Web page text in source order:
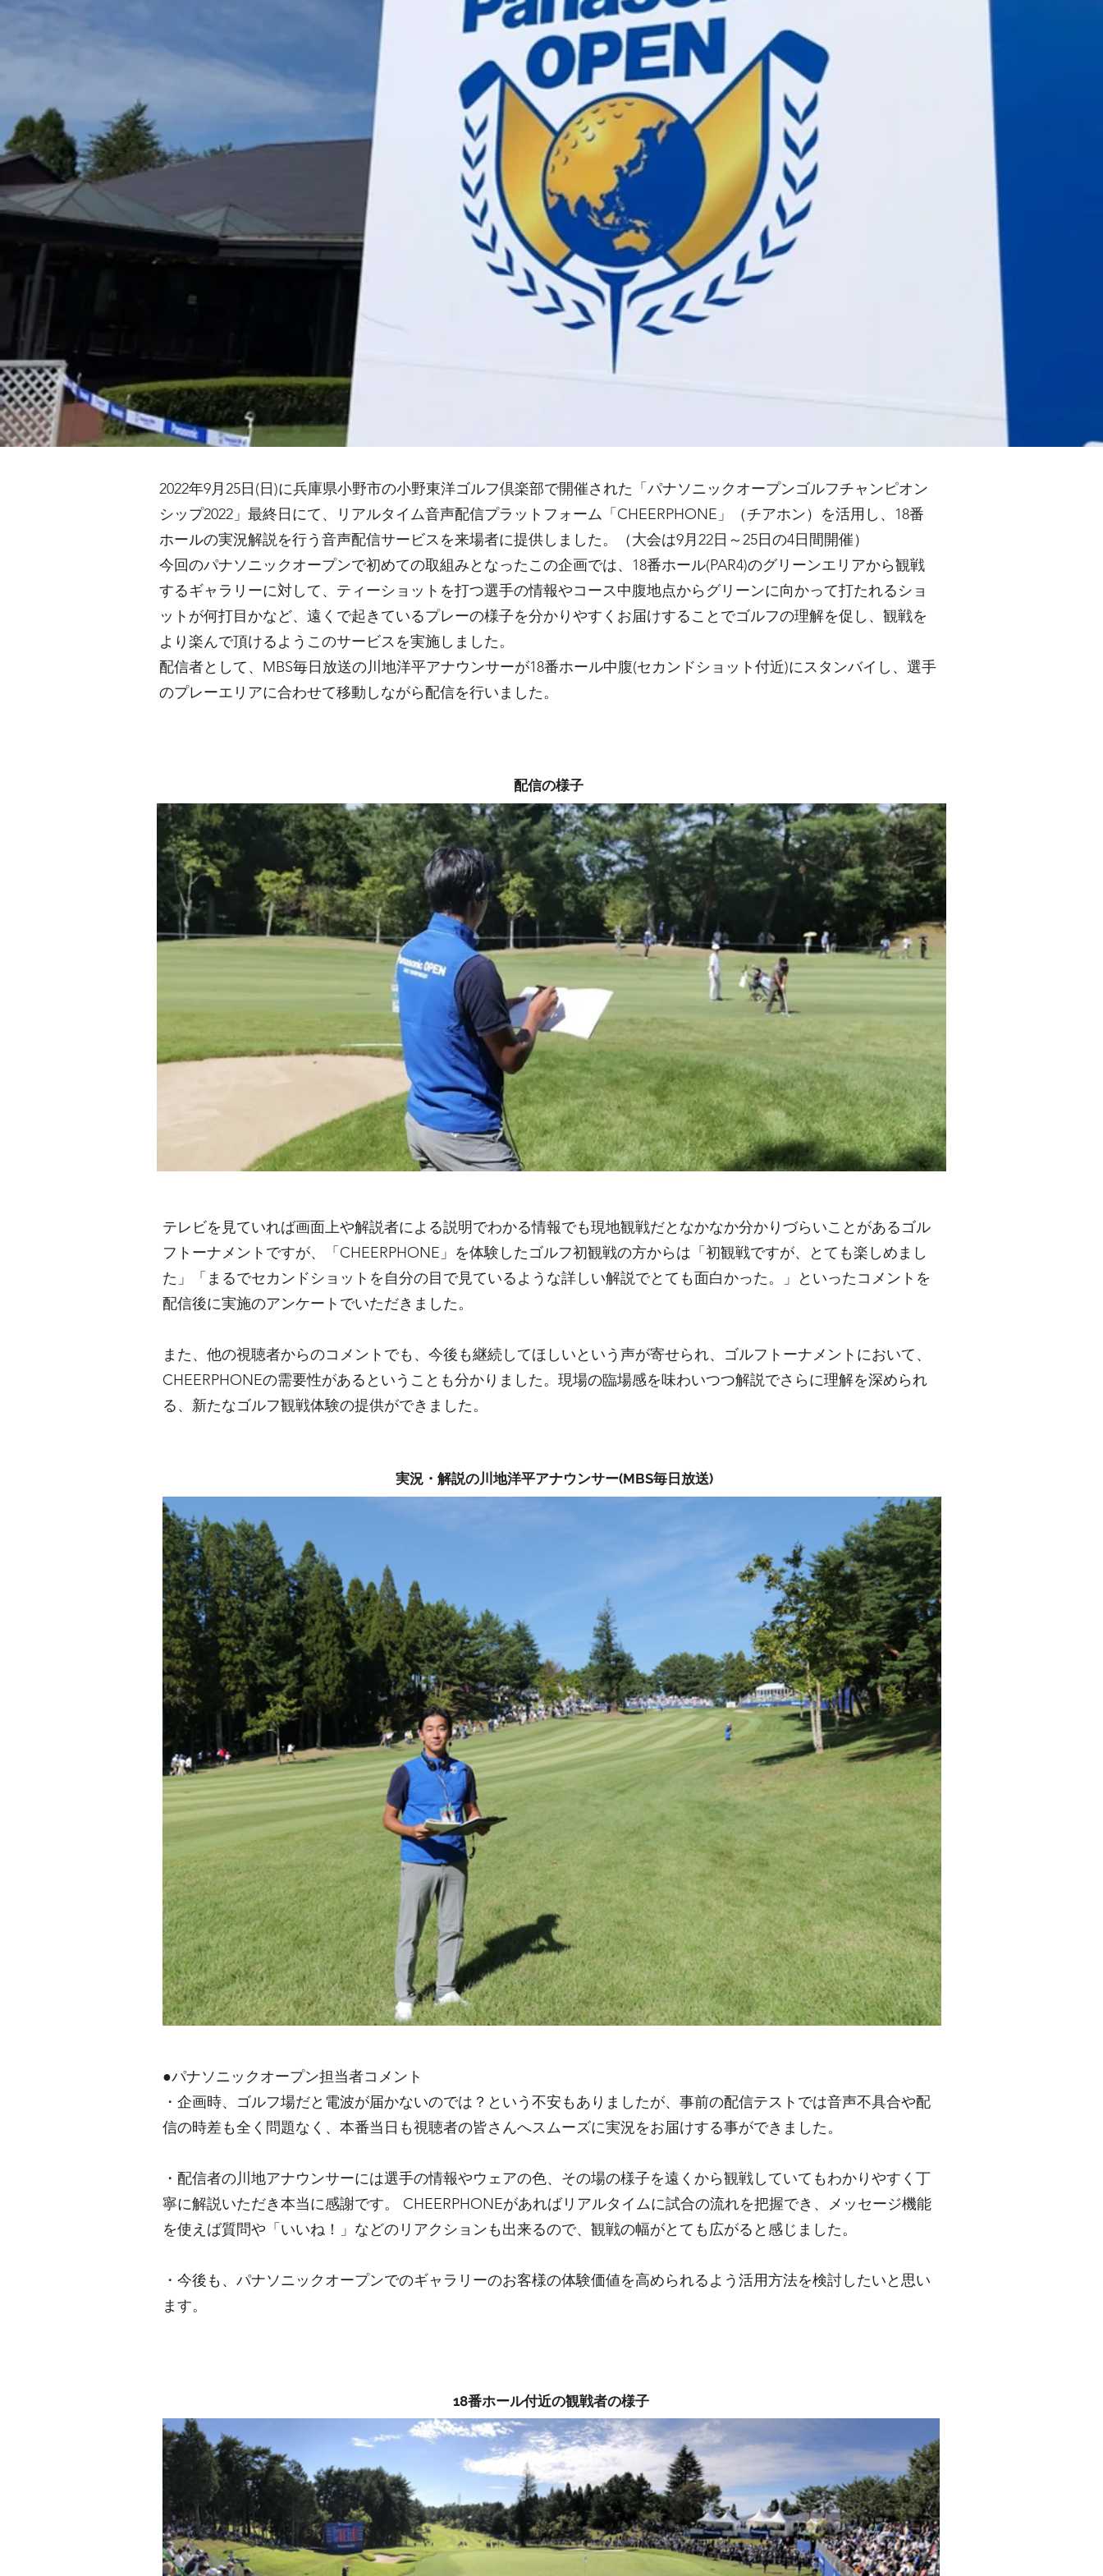
2022年9月25日(日)に兵庫県小野市の小野東洋ゴルフ倶楽部で開催された「パナソニックオープンゴルフチャンピオン
シップ2022」最終日にて、リアルタイム音声配信プラットフォーム「CHEERPHONE」（チアホン）を活用し、18番
ホールの実況解説を行う音声配信サービスを来場者に提供しました。（大会は9月22日～25日の4日間開催）
今回のパナソニックオープンで初めての取組みとなったこの企画では、18番ホール(PAR4)のグリーンエリアから観戦
するギャラリーに対して、ティーショットを打つ選手の情報やコース中腹地点からグリーンに向かって打たれるショ
ットが何打目かなど、遠くで起きているプレーの様子を分かりやすくお届けすることでゴルフの理解を促し、観戦を
より楽んで頂けるようこのサービスを実施しました。
配信者として、MBS毎日放送の川地洋平アナウンサーが18番ホール中腹(セカンドショット付近)にスタンバイし、選手
のプレーエリアに合わせて移動しながら配信を行いました。
配信の様子
テレビを見ていれば画面上や解説者による説明でわかる情報でも現地観戦だとなかなか分かりづらいことがあるゴル
フトーナメントですが、「CHEERPHONE」を体験したゴルフ初観戦の方からは「初観戦ですが、とても楽しめまし
た」「まるでセカンドショットを自分の目で見ているような詳しい解説でとても面白かった。」といったコメントを
配信後に実施のアンケートでいただきました。
また、他の視聴者からのコメントでも、今後も継続してほしいという声が寄せられ、ゴルフトーナメントにおいて、
CHEERPHONEの需要性があるということも分かりました。現場の臨場感を味わいつつ解説でさらに理解を深められ
る、新たなゴルフ観戦体験の提供ができました。
実況・解説の川地洋平アナウンサー(MBS毎日放送)
●パナソニックオープン担当者コメント
・企画時、ゴルフ場だと電波が届かないのでは？という不安もありましたが、事前の配信テストでは音声不具合や配
信の時差も全く問題なく、本番当日も視聴者の皆さんへスムーズに実況をお届けする事ができました。
・配信者の川地アナウンサーには選手の情報やウェアの色、その場の様子を遠くから観戦していてもわかりやすく丁
寧に解説いただき本当に感謝です。 CHEERPHONEがあればリアルタイムに試合の流れを把握でき、メッセージ機能
を使えば質問や「いいね！」などのリアクションも出来るので、観戦の幅がとても広がると感じました。
・今後も、パナソニックオープンでのギャラリーのお客様の体験価値を高められるよう活用方法を検討したいと思い
ます。
18番ホール付近の観戦者の様子